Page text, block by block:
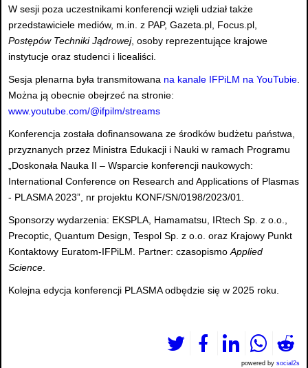
W sesji poza uczestnikami konferencji wzięli udział także
przedstawiciele mediów, m.in. z PAP, Gazeta.pl, Focus.pl,
Postępów Techniki Jądrowej, osoby reprezentujące krajowe
instytucje oraz studenci i licealiści.
Sesja plenarna była transmitowana na kanale IFPiLM na YouTubie.
Można ją obecnie obejrzeć na stronie:
www.youtube.com/@ifpilm/streams
Konferencja została dofinansowana ze środków budżetu państwa,
przyznanych przez Ministra Edukacji i Nauki w ramach Programu
„Doskonała Nauka II – Wsparcie konferencji naukowych:
International Conference on Research and Applications of Plasmas
- PLASMA 2023”, nr projektu KONF/SN/0198/2023/01.
Sponsorzy wydarzenia: EKSPLA, Hamamatsu, IRtech Sp. z o.o.,
Precoptic, Quantum Design, Tespol Sp. z o.o. oraz Krajowy Punkt
Kontaktowy Euratom-IFPiLM. Partner: czasopismoApplied
Science.
Kolejna edycja konferencji PLASMA odbędzie się w 2025 roku.
powered by social2s